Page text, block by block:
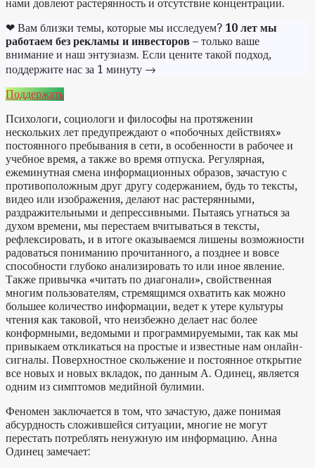
нами довлеют растерянность и отсутствие концентрации.
❤ Вам близки темы, которые мы исследуем? 10 лет мы
работаем без рекламы и инвесторов – только ваше
внимание и наш энтузиазм. Если цените такой подход,
поддержите нас за 1 минуту →
Поддержать
Психологи, социологи и философы на протяжении
нескольких лет предупреждают о «побочных действиях»
постоянного пребывания в сети, в особенности в рабочее и
учебное время, а также во время отпуска. Регулярная,
ежеминутная смена информационных образов, зачастую с
противоположным друг другу содержанием, будь то тексты,
видео или изображения, делают нас растерянными,
раздражительными и депрессивными. Пытаясь угнаться за
духом времени, мы перестаем вчитываться в тексты,
рефлексировать, и в итоге оказываемся лишены возможности
радоваться пониманию прочитанного, а позднее и вовсе
способности глубоко анализировать то или иное явление.
Также привычка «читать по диагонали», свойственная
многим пользователям, стремящимся охватить как можно
большее количество информации, ведет к утере культуры
чтения как таковой, что неизбежно делает нас более
конформными, ведомыми и программируемыми, так как мы
привыкаем откликаться на простые и известные нам онлайн-
сигналы. Поверхностное скольжение и постоянное открытие
все новых и новых вкладок, по данным А. Одинец, является
одним из симптомов медийной булимии.
Феномен заключается в том, что зачастую, даже понимая
абсурдность сложившейся ситуации, многие не могут
перестать потреблять ненужную им информацию. Анна
Одинец замечает: